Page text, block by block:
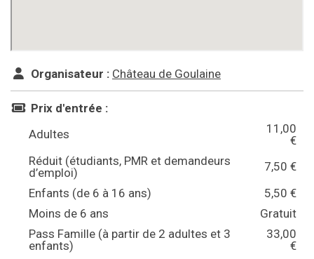
Organisateur : Château de Goulaine
Prix d'entrée :
Adultes
11,00
€
Réduit (étudiants, PMR et demandeurs
d’emploi)
7,50 €
Enfants (de 6 à 16 ans)
5,50 €
Moins de 6 ans
Gratuit
Pass Famille (à partir de 2 adultes et 3
enfants)
33,00
€